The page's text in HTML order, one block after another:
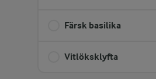
Färsk basilika
Vitlöksklyfta